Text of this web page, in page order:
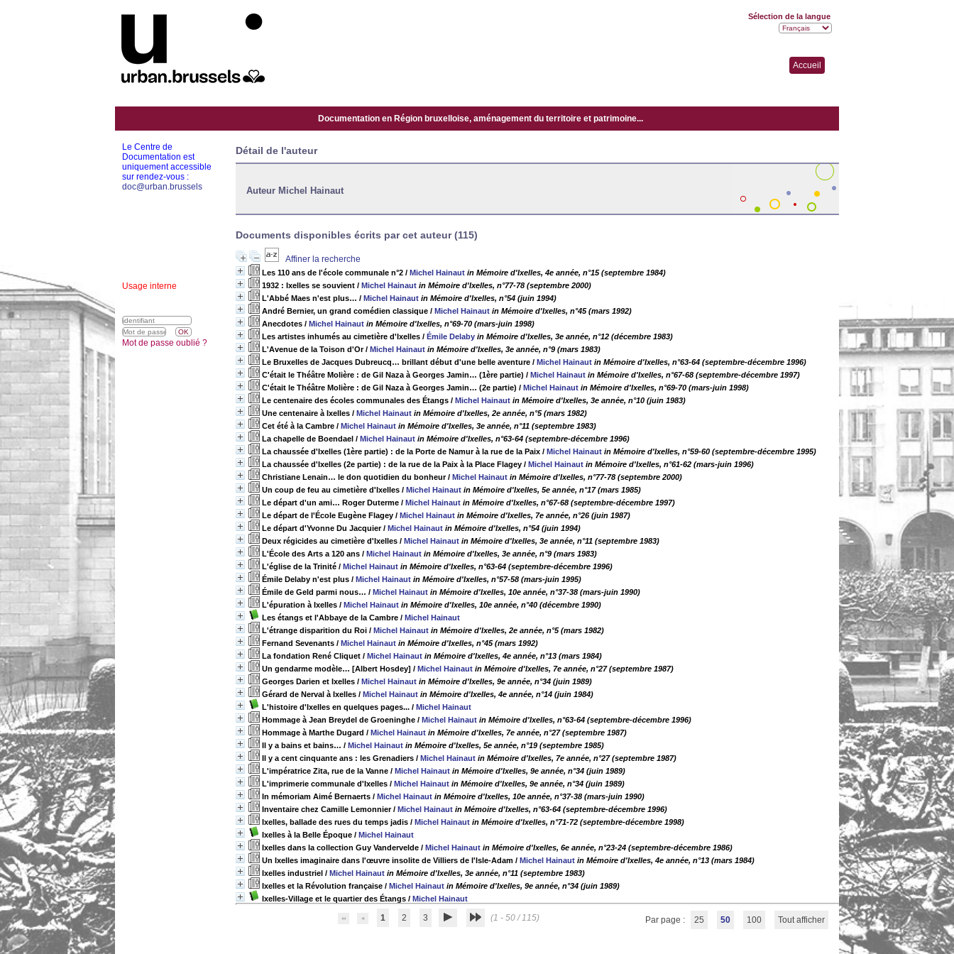
Accueil
Documentation en Région bruxelloise, aménagement du territoire et patrimoine...
Détail de l'auteur
Auteur Michel Hainaut
Documents disponibles écrits par cet auteur (115)
Affiner la recherche
Les 110 ans de l'école communale n°2 / Michel Hainaut in Mémoire d'Ixelles, 4e année, n°15 (septembre 1984)
1932 : Ixelles se souvient / Michel Hainaut in Mémoire d'Ixelles, n°77-78 (septembre 2000)
L'Abbé Maes n'est plus… / Michel Hainaut in Mémoire d'Ixelles, n°54 (juin 1994)
André Bernier, un grand comédien classique / Michel Hainaut in Mémoire d'Ixelles, n°45 (mars 1992)
Anecdotes / Michel Hainaut in Mémoire d'Ixelles, n°69-70 (mars-juin 1998)
Les artistes inhumés au cimetière d'Ixelles / Émile Delaby in Mémoire d'Ixelles, 3e année, n°12 (décembre 1983)
L'Avenue de la Toison d'Or/ Michel Hainaut in Mémoire d'Ixelles, 3e année, n°9 (mars 1983)
Le Bruxelles de Jacques Dubreucq… brillant début d'une belle aventure / Michel Hainaut in Mémoire d'Ixelles, n°63-64 (septembre-décembre 1996)
C'était le Théâtre Molière : de Gil Naza à Georges Jamin… (1ère partie) / Michel Hainaut in Mémoire d'Ixelles, n°67-68 (septembre-décembre 1997)
C'était le Théâtre Molière : de Gil Naza à Georges Jamin… (2e partie) / Michel Hainaut in Mémoire d'Ixelles, n°69-70 (mars-juin 1998)
Le centenaire des écoles communales des Étangs / Michel Hainaut in Mémoire d'Ixelles, 3e année, n°10 (juin 1983)
Une centenaire à Ixelles / Michel Hainaut in Mémoire d'Ixelles, 2e année, n°5 (mars 1982)
Cet été à la Cambre / Michel Hainaut in Mémoire d'Ixelles, 3e année, n°11 (septembre 1983)
La chapelle de Boendael / Michel Hainaut in Mémoire d'Ixelles, n°63-64 (septembre-décembre 1996)
La chaussée d'Ixelles (1ère partie) : de la Porte de Namur à la rue de la Paix / Michel Hainaut in Mémoire d'Ixelles, n°59-60 (septembre-décembre 1995)
La chaussée d'Ixelles (2e partie) : de la rue de la Paix à la Place Flagey / Michel Hainaut in Mémoire d'Ixelles, n°61-62 (mars-juin 1996)
Christiane Lenain… le don quotidien du bonheur/ Michel Hainaut in Mémoire d'Ixelles, n°77-78 (septembre 2000)
Un coup de feu au cimetière d'Ixelles / Michel Hainaut in Mémoire d'Ixelles, 5e année, n°17 (mars 1985)
Le départ d'un ami… Roger Duterme / Michel Hainaut in Mémoire d'Ixelles, n°67-68 (septembre-décembre 1997)
Le départ de l'École Eugène Flagey / Michel Hainaut in Mémoire d'Ixelles, 7e année, n°26 (juin 1987)
Le départ d'Yvonne Du Jacquier/ Michel Hainaut in Mémoire d'Ixelles, n°54 (juin 1994)
Deux régicides au cimetière d'Ixelles / Michel Hainaut in Mémoire d'Ixelles, 3e année, n°11 (septembre 1983)
L'École des Arts a 120 ans / Michel Hainaut in Mémoire d'Ixelles, 3e année, n°9 (mars 1983)
L'église de la Trinité / Michel Hainaut in Mémoire d'Ixelles, n°63-64 (septembre-décembre 1996)
Émile Delaby n'est plus / Michel Hainaut in Mémoire d'Ixelles, n°57-58 (mars-juin 1995)
Émile de Geld parmi nous… / Michel Hainaut in Mémoire d'Ixelles, 10e année, n°37-38 (mars-juin 1990)
L'épuration à Ixelles / Michel Hainaut in Mémoire d'Ixelles, 10e année, n°40 (décembre 1990)
Les étangs et l'Abbaye de la Cambre / Michel Hainaut
L'étrange disparition du Roi / Michel Hainaut in Mémoire d'Ixelles, 2e année, n°5 (mars 1982)
Fernand Sevenants / Michel Hainaut in Mémoire d'Ixelles, n°45 (mars 1992)
La fondation René Cliquet / Michel Hainaut in Mémoire d'Ixelles, 4e année, n°13 (mars 1984)
Un gendarme modèle… [Albert Hosdey] / Michel Hainaut in Mémoire d'Ixelles, 7e année, n°27 (septembre 1987)
Georges Darien et Ixelles / Michel Hainaut in Mémoire d'Ixelles, 9e année, n°34 (juin 1989)
Gérard de Nerval à Ixelles / Michel Hainaut in Mémoire d'Ixelles, 4e année, n°14 (juin 1984)
L'histoire d'Ixelles en quelques pages... / Michel Hainaut
Hommage à Jean Breydel de Groeninghe / Michel Hainaut in Mémoire d'Ixelles, n°63-64 (septembre-décembre 1996)
Hommage à Marthe Dugard / Michel Hainaut in Mémoire d'Ixelles, 7e année, n°27 (septembre 1987)
Il y a bains et bains… / Michel Hainaut in Mémoire d'Ixelles, 5e année, n°19 (septembre 1985)
Il y a cent cinquante ans : les Grenadiers / Michel Hainaut in Mémoire d'Ixelles, 7e année, n°27 (septembre 1987)
L'impératrice Zita, rue de la Vanne / Michel Hainaut in Mémoire d'Ixelles, 9e année, n°34 (juin 1989)
L'imprimerie communale d'Ixelles / Michel Hainaut in Mémoire d'Ixelles, 9e année, n°34 (juin 1989)
In mémoriam Aimé Bernaerts / Michel Hainaut in Mémoire d'Ixelles, 10e année, n°37-38 (mars-juin 1990)
Inventaire chez Camille Lemonnier/ Michel Hainaut in Mémoire d'Ixelles, n°63-64 (septembre-décembre 1996)
Ixelles, ballade des rues du temps jadis / Michel Hainaut in Mémoire d'Ixelles, n°71-72 (septembre-décembre 1998)
Ixelles à la Belle Époque / Michel Hainaut
Ixelles dans la collection Guy Vandervelde / Michel Hainaut in Mémoire d'Ixelles, 6e année, n°23-24 (septembre-décembre 1986)
Un Ixelles imaginaire dans l'œuvre insolite de Villiers de l'Isle-Adam / Michel Hainaut in Mémoire d'Ixelles, 4e année, n°13 (mars 1984)
Ixelles industriel / Michel Hainaut in Mémoire d'Ixelles, 3e année, n°11 (septembre 1983)
Ixelles et la Révolution française / Michel Hainaut in Mémoire d'Ixelles, 9e année, n°34 (juin 1989)
Ixelles-Village et le quartier des Étangs / Michel Hainaut
1 2 3 (1 - 50 / 115) Par page : 25 50 100 Tout afficher
Le Centre de
Documentation est
uniquement accessible
sur rendez-vous :
doc@urban.brussels
Usage interne
Sélection de la langue
Mot de passe oublié ?